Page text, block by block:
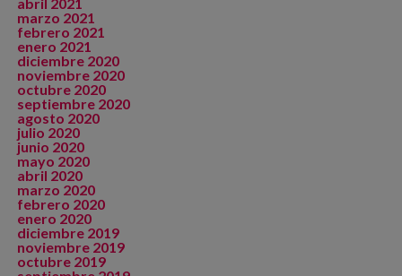
marzo 2021
febrero 2021
enero 2021
diciembre 2020
noviembre 2020
octubre 2020
septiembre 2020
agosto 2020
julio 2020
junio 2020
mayo 2020
abril 2020
marzo 2020
febrero 2020
enero 2020
diciembre 2019
noviembre 2019
octubre 2019